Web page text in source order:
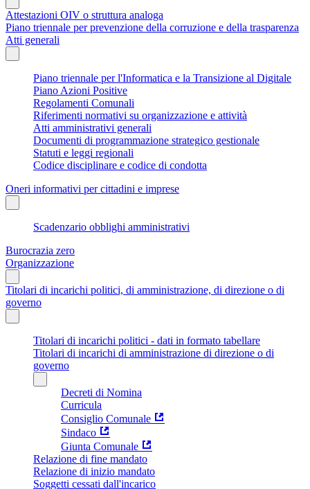
Attestazioni OIV o struttura analoga
Piano triennale per prevenzione della corruzione e della trasparenza
Atti generali
Piano triennale per l'Informatica e la Transizione al Digitale
Piano Azioni Positive
Regolamenti Comunali
Riferimenti normativi su organizzazione e attività
Atti amministrativi generali
Documenti di programmazione strategico gestionale
Statuti e leggi regionali
Codice disciplinare e codice di condotta
Oneri informativi per cittadini e imprese
Scadenzario obblighi amministrativi
Burocrazia zero
Organizzazione
Titolari di incarichi politici, di amministrazione, di direzione o di
governo
Titolari di incarichi politici - dati in formato tabellare
Titolari di incarichi di amministrazione di direzione o di
governo
Decreti di Nomina
Curricula
Consiglio Comunale
Sindaco
Giunta Comunale
Relazione di fine mandato
Relazione di inizio mandato
Soggetti cessati dall'incarico